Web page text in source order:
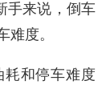
手来说，倒车
难度。
和停车难度